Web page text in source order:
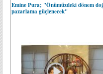
Emine Pura; "Önümüzdeki dönem
pazarlama güçlenecek"